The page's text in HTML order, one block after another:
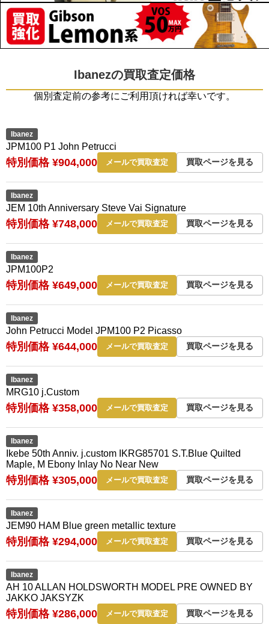
Ibanezの買取査定価格
個別査定前の参考にご利用頂ければ幸いです。
Ibanez
JPM100 P1 John Petrucci
特別価格 ¥904,000 メールで買取査定 買取ページを見る
Ibanez
JEM 10th Anniversary Steve Vai Signature
特別価格 ¥748,000 メールで買取査定 買取ページを見る
Ibanez
JPM100P2
特別価格 ¥649,000 メールで買取査定 買取ページを見る
Ibanez
John Petrucci Model JPM100 P2 Picasso
特別価格 ¥644,000 メールで買取査定 買取ページを見る
Ibanez
MRG10 j.Custom
特別価格 ¥358,000 メールで買取査定 買取ページを見る
Ibanez
Ikebe 50th Anniv. j.custom IKRG85701 S.T.Blue Quilted
Maple, M Ebony Inlay No Near New
特別価格 ¥305,000 メールで買取査定 買取ページを見る
Ibanez
JEM90 HAM Blue green metallic texture
特別価格 ¥294,000 メールで買取査定 買取ページを見る
Ibanez
AH 10 ALLAN HOLDSWORTH MODEL PRE OWNED BY
JAKKO JAKSYZK
特別価格 ¥286,000 メールで買取査定 買取ページを見る